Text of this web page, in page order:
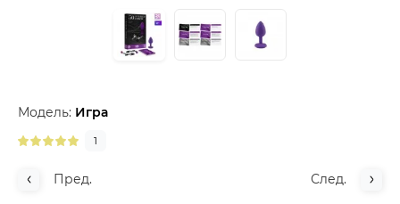
Модель: Игра
1
Пред. След.